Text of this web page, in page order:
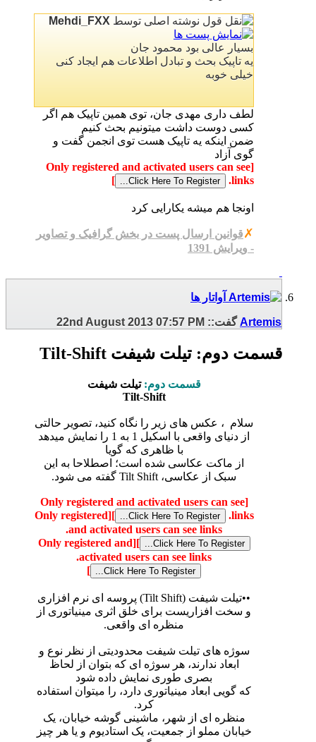
نوشته اصلی توسط Mehdi_FXX
بسیار عالی بود محمود جان
یه تاپیک بحث و تبادل اطلاعات هم ایجاد کنی
خیلی خوبه
لطف داری مهدی جان، توی همین تاپیک هم اگر
کسی دوست داشت میتونیم بحث کنیم
ضمن اینکه یه تاپیک هست توی انجمن گفت و
گوی آزاد
[Only registered and activated users can see
links.
]
اونجا هم میشه یکارایی کرد
✗قوانین ارسال پست در بخش گرافیک و تصاویر
- ویرایش 1391
Artemis گفت:: 22nd August 2013 07:57 PM
قسمت دوم: تیلت شیفت Tilt-Shift
قسمت دوم:تیلت شیفت
Tilt-Shift
سلام ، عکس های زیر را نگاه کنید، تصویر حالتی
از دنیای واقعی با اسکیل 1 به 1 را نمایش میدهد
با ظاهری که گویا
از ماکت عکاسی شده است؛ اصطلاحا به این
سبک از عکاسی، Tilt Shift گفته می شود.
[Only registered and activated users can see
links.
]
[Only registered
and activated users can see links.
]
[Only registered and
activated users can see links.
]
••تیلت شیفت (Tilt Shift) پروسه ای نرم افزاری
و سخت افزاریست برای خلق اثری مینیاتوری از
منظره ای واقعی.
سوژه های تیلت شیفت محدودیتی از نظر نوع و
ابعاد ندارند، هر سوژه ای که بتوان از لحاظ
بصری طوری نمایش داده شود
که گویی ابعاد مینیاتوری دارد، را میتوان استفاده
کرد.
منظره ای از شهر، ماشینی گوشه خیابان، یک
خیابان مملو از جمعیت، یک استادیوم و یا هر چیز